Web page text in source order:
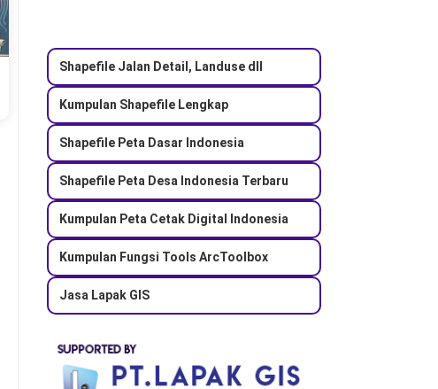
Shapefile Jalan Detail, Landuse dll
Kumpulan Shapefile Lengkap
Shapefile Peta Dasar Indonesia
Shapefile Peta Desa Indonesia Terbaru
Kumpulan Peta Cetak Digital Indonesia
Kumpulan Fungsi Tools ArcToolbox
Jasa Lapak GIS